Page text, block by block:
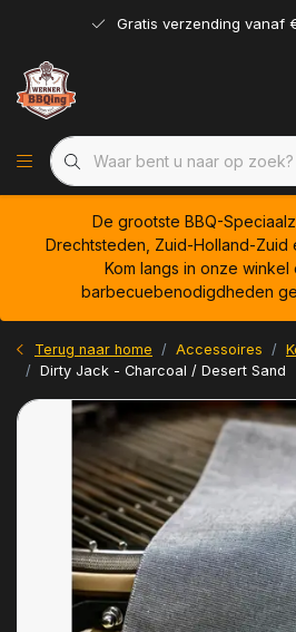
Gratis verzending vanaf
De grootste BBQ-
Drechtsteden, Zuid-Holland-Zuid
Kom langs in onze
barbecuebenodigdheden
Terug naar home Accessoires
Dirty Jack - Charcoal / Desert Sand